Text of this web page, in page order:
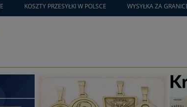
KOSZTY PRZESYŁKI W POLSCE WYSYŁKA ZA